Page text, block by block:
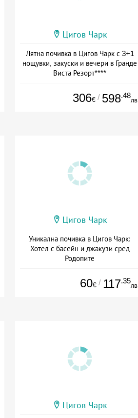
Цигов Чарк
Лятна почивка в Цигов Чарк с 3+1
нощувки, закуски и вечери в Гранде
Виста Резорт****
306€ / 598.48
лв.
Цигов Чарк
Уникална почивка в Цигов Чарк:
Хотел с басейн и джакузи сред
Родопите
60€ / 117.35
лв.
Цигов Чарк